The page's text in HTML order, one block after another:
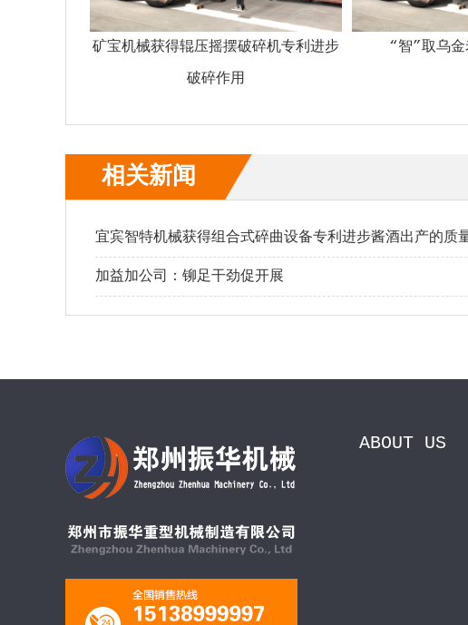
矿宝机械获得辊压摇摆破碎机专利进步
破碎作用
“智”取乌
相关新闻
宜宾智特机械获得组合式碎曲设备专利进步酱酒出产的质
加益加公司：铆足干劲促开展
ABOUT US